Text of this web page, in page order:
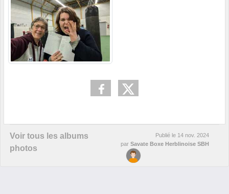
Voir tous les albums
photos
Publié le 14 nov. 2024
par Savate Boxe Herblinoise SBH